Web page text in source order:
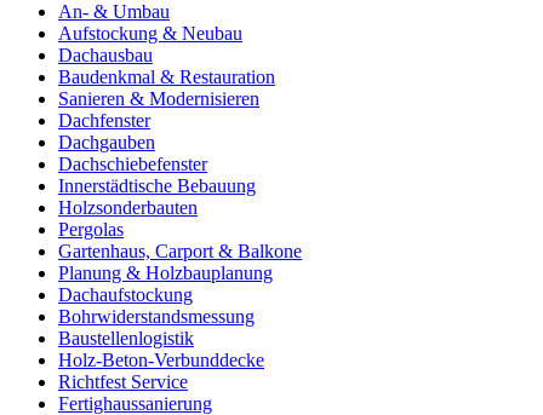
An- & Umbau
Aufstockung & Neubau
Dachausbau
Baudenkmal & Restauration
Sanieren & Modernisieren
Dachfenster
Dachgauben
Dachschiebefenster
Innerstädtische Bebauung
Holzsonderbauten
Pergolas
Gartenhaus, Carport & Balkone
Planung & Holzbauplanung
Dachaufstockung
Bohrwiderstandsmessung
Baustellenlogistik
Holz-Beton-Verbunddecke
Richtfest Service
Fertighaussanierung